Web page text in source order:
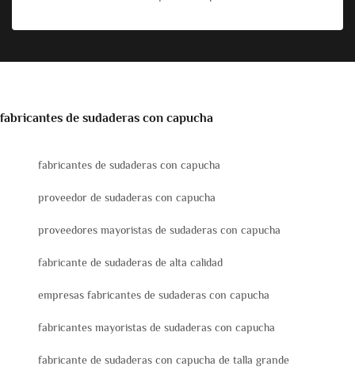
fabricantes de sudaderas con capucha
fabricantes de sudaderas con capucha
proveedor de sudaderas con capucha
proveedores mayoristas de sudaderas con capucha
fabricante de sudaderas de alta calidad
empresas fabricantes de sudaderas con capucha
fabricantes mayoristas de sudaderas con capucha
fabricante de sudaderas con capucha de talla grande